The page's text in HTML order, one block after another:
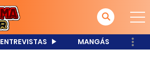
ENTREVISTAS MANGÁS